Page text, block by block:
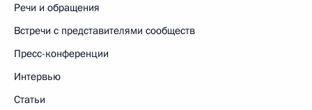
Речи и обращения
Встречи с представителями сообществ
Пресс-конференции
Интервью
Статьи